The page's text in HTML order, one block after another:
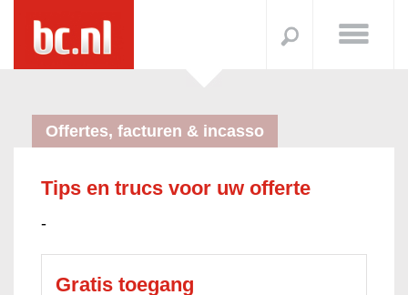
Offertes, facturen & incasso
Tips en trucs voor uw offerte
-
Gratis toegang